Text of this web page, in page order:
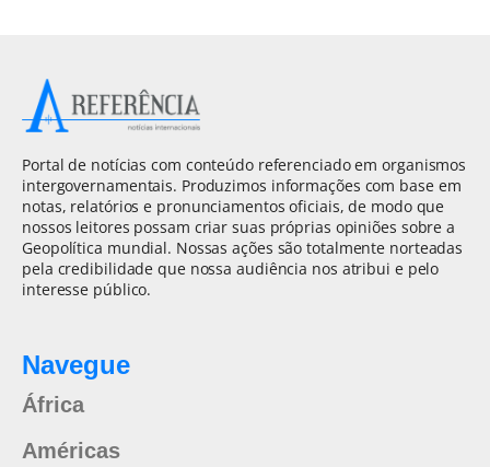
Portal de notícias com conteúdo referenciado em organismos
intergovernamentais. Produzimos informações com base em
notas, relatórios e pronunciamentos oficiais, de modo que
nossos leitores possam criar suas próprias opiniões sobre a
Geopolítica mundial. Nossas ações são totalmente norteadas
pela credibilidade que nossa audiência nos atribui e pelo
interesse público.
Navegue
África
Américas